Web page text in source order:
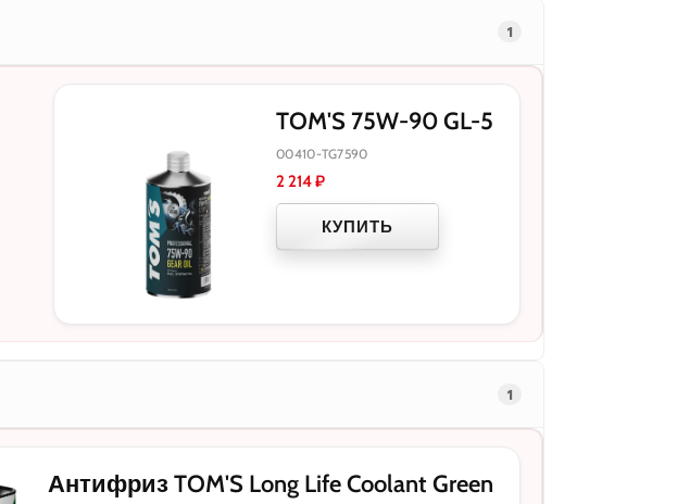
1
TOM'S 75W-90 GL-5
00410-TG7590
2 214₽
КУПИТЬ
1
Антифриз TOM'S Long Life Coolant Green